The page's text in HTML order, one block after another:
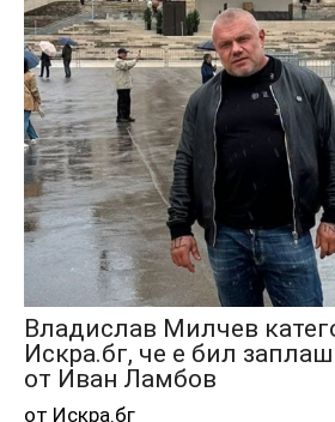
Владислав Милчев
Искра.бг, че е бил
от Иван Ламбов
от Искра.бг